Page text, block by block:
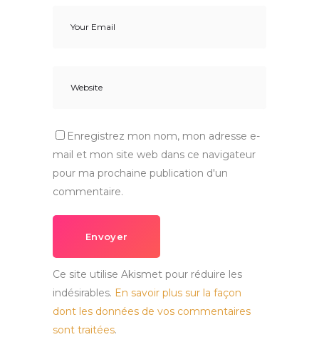
Enregistrez mon nom, mon adresse e-
mail et mon site web dans ce navigateur
pour ma prochaine publication d'un
commentaire.
Envoyer
Ce site utilise Akismet pour réduire les
indésirables. En savoir plus sur la façon
dont les données de vos commentaires
sont traitées.